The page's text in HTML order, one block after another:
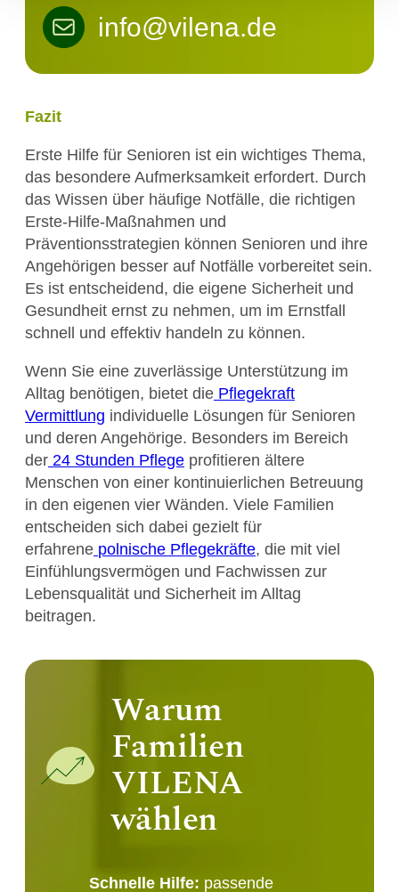
info@vilena.de
Fazit
Erste Hilfe für Senioren ist ein wichtiges Thema,
das besondere Aufmerksamkeit erfordert. Durch
das Wissen über häufige Notfälle, die richtigen
Erste-Hilfe-Maßnahmen und
Präventionsstrategien können Senioren und ihre
Angehörigen besser auf Notfälle vorbereitet sein.
Es ist entscheidend, die eigene Sicherheit und
Gesundheit ernst zu nehmen, um im Ernstfall
schnell und effektiv handeln zu können.
Wenn Sie eine zuverlässige Unterstützung im
Alltag benötigen, bietet die Pflegekraft
Vermittlung individuelle Lösungen für Senioren
und deren Angehörige. Besonders im Bereich
der 24 Stunden Pflege profitieren ältere
Menschen von einer kontinuierlichen Betreuung
in den eigenen vier Wänden. Viele Familien
entscheiden sich dabei gezielt für
erfahrene polnische Pflegekräfte, die mit viel
Einfühlungsvermögen und Fachwissen zur
Lebensqualität und Sicherheit im Alltag
beitragen.
Warum
Familien
VILENA
wählen
Schnelle Hilfe: passende